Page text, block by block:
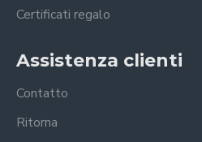
Certificati regalo
Assistenza clienti
Contatto
Ritorna